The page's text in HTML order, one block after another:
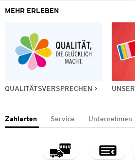
MEHR ERLEBEN
QUALITÄTSVERSPRECHEN
Zahlarten Service Unternehmen